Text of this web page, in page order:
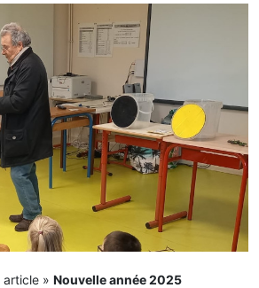
article » Nouvelle année 2025